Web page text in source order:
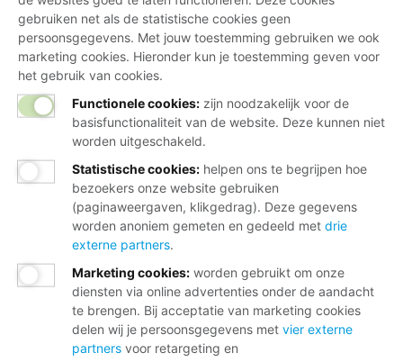
gebruiken net als de statistische cookies geen
persoonsgegevens. Met jouw toestemming gebruiken we ook
marketing cookies. Hieronder kun je toestemming geven voor
het gebruik van cookies.
Functionele cookies: zijn noodzakelijk voor de
basisfunctionaliteit van de website. Deze kunnen niet
worden uitgeschakeld.
Statistische cookies: helpen ons te begrijpen hoe
bezoekers onze website gebruiken
(paginaweergaven, klikgedrag). Deze gegevens
worden anoniem gemeten en gedeeld met drie
externe partners.
Marketing cookies: worden gebruikt om onze
diensten via online advertenties onder de aandacht
te brengen. Bij acceptatie van marketing cookies
delen wij je persoonsgegevens met vier externe
partners voor retargeting en